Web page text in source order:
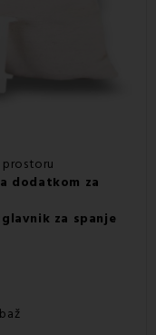
dodatkom za
za spanje